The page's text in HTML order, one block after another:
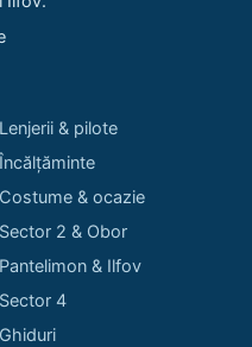
Lenjerii & pilote
Încălțăminte
Costume & ocazie
Sector 2 & Obor
Pantelimon & Ilfov
Sector 4
Ghiduri